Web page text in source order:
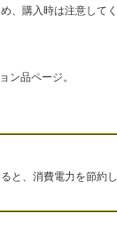
、購入時は注意してく
ン品ページ。
と、消費電力を節約